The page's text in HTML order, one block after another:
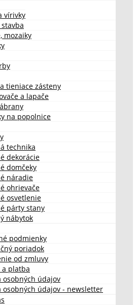
vírivky
mozaiky
tieniace zásteny
a lapače
na popolnice
technika
dekorácie
domčeky
náradie
ohrievače
osvetlenie
párty stany
nábytok
podmienky
poriadok
od zmluvy
a platba
osobných údajov
osobných údajov - newsletter